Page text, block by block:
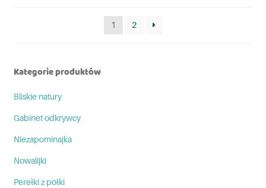
1 2
Kategorie produktów
Bliskie natury
Gabinet odkrywcy
Niezapominajka
Nowalijki
Perełki z półki